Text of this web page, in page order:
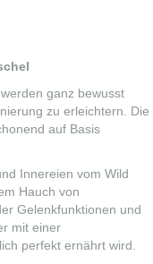
ganz bewusst
zu erleichtern. Die
auf Basis
Innereien vom Wild
Hauch von
Gelenkfunktionen und
mit einer
perfekt ernährt wird.